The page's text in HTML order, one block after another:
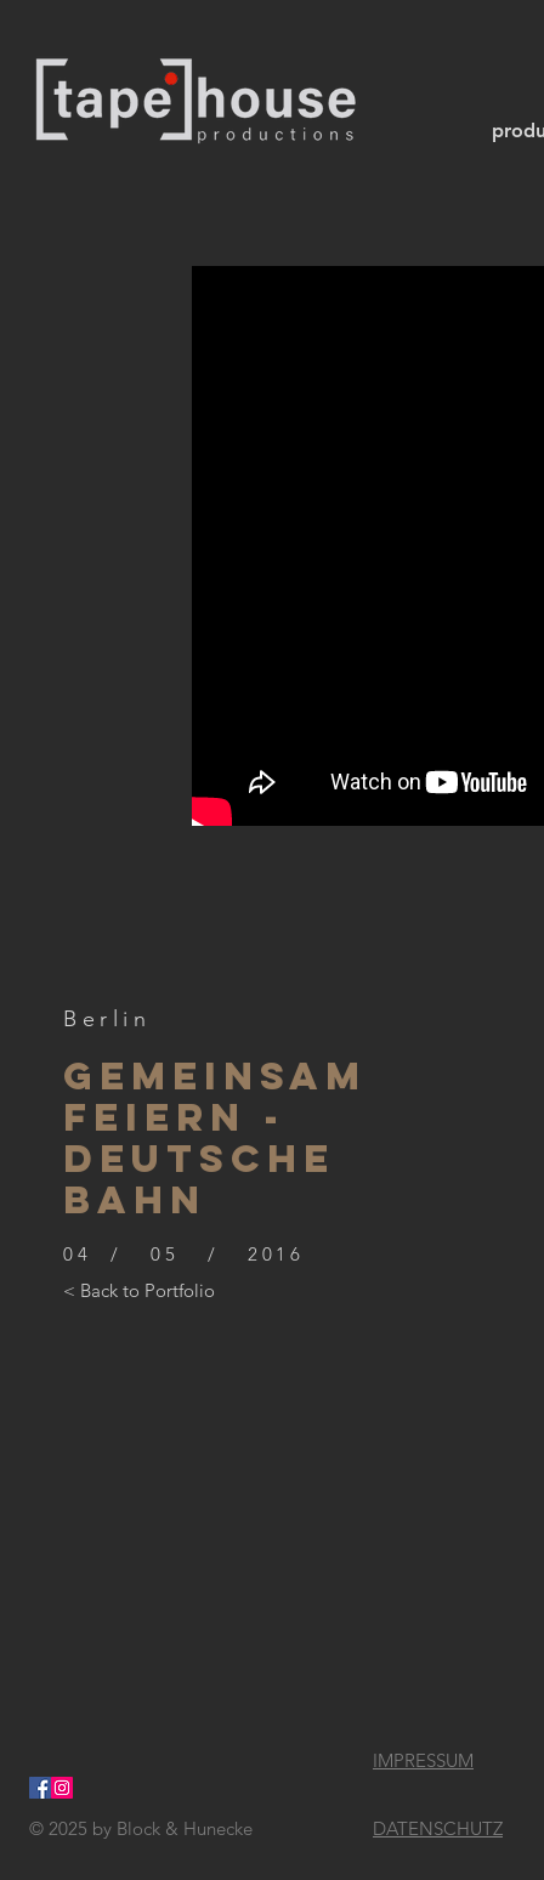
Berlin
Gemeinsam
Feiern -
Deutsche
Bahn
04 / 05 / 2016
< Back to Portfolio
© 2025 by Block & Hunecke
IMPRESSUM
DATENSCHUTZ